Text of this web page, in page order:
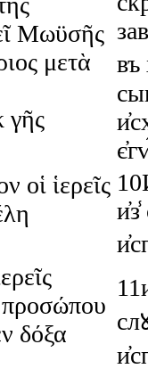
Μωϋσῆς
μετὰ
γῆς
въ
οἱ ἱερεῖς 10
и҆з̾
προσώπου
δόξα
11